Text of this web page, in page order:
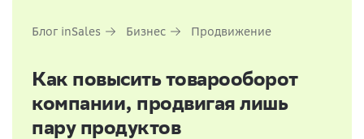
Блог inSales Бизнес Продвижение
Как повысить товарооборот
компании, продвигая лишь
пару продуктов